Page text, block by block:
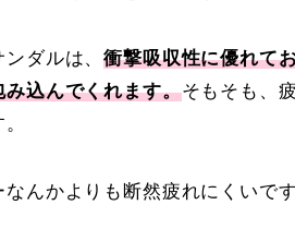
ンダルは、衝撃吸収性に優れて
み込んでくれます。そもそも、
なんかよりも断然疲れにくいで